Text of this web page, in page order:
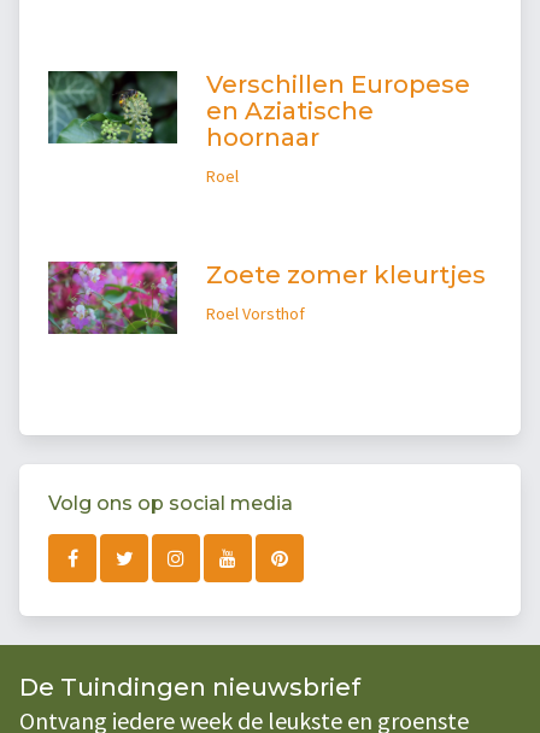
Verschillen Europese
en Aziatische
hoornaar
Roel
Zoete zomer kleurtjes
Roel Vorsthof
Volg ons op social media
De Tuindingen nieuwsbrief
Ontvang iedere week de leukste en groenste